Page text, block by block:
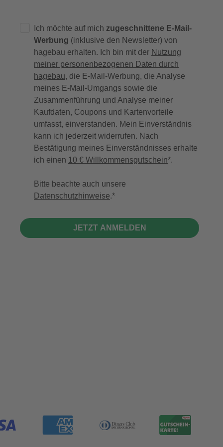
Ich möchte auf mich zugeschnittene E-Mail-
Werbung (inklusive den Newsletter) von
hagebau erhalten. Ich bin mit der Nutzung
meiner personenbezogenen Daten durch
hagebau, die E-Mail-Werbung, die Analyse
meines E-Mail-Umgangs sowie die
Zusammenführung und Analyse meiner
Kaufdaten, Coupons und Kartenvorteile
umfasst, einverstanden. Mein Einverständnis
kann ich jederzeit widerrufen. Nach
Bestätigung meines Einverständnisses erhalte
ich einen 10 € Willkommensgutschein*.
Bitte beachte auch unsere
Datenschutzhinweise.
JETZT ANMELDEN